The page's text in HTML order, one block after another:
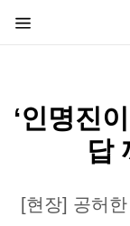
‘인명진
답
[현장] 공허